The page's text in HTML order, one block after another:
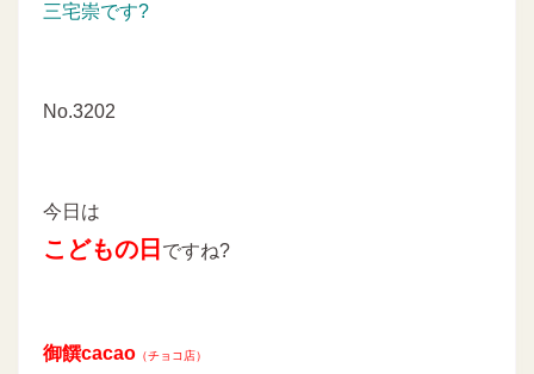
三宅崇です?
No.3202
今日は
こどもの日 ですね?
御饌cacao （チョコ店）